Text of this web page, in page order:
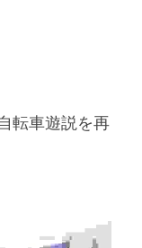
転車遊説を再